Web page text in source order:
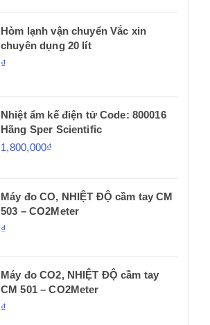
Hòm lạnh vận chuyển Vắc xin
chuyên dụng 20 lít
₫
Nhiệt ẩm kế điện tử Code: 800016
Hãng Sper Scientific
1,800,000₫
Máy đo CO, NHIỆT ĐỘ cầm tay CM
503 – CO2Meter
₫
Máy đo CO2, NHIỆT ĐỘ cầm tay
CM 501 – CO2Meter
₫